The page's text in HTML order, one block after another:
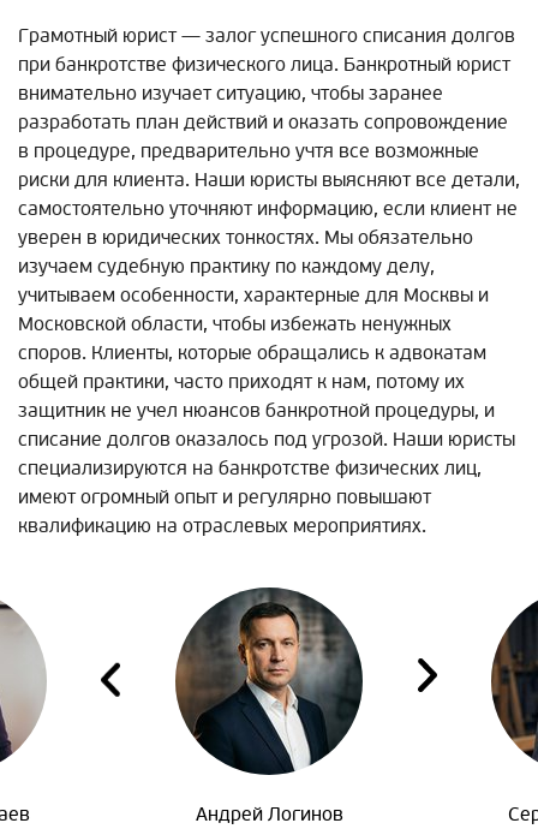
Грамотный юрист — залог успешного списания долгов
при банкротстве физического лица. Банкротный юрист
внимательно изучает ситуацию, чтобы заранее
разработать план действий и оказать сопровождение
в процедуре, предварительно учтя все возможные
риски для клиента. Наши юристы выясняют все детали,
самостоятельно уточняют информацию, если клиент не
уверен в юридических тонкостях. Мы обязательно
изучаем судебную практику по каждому делу,
учитываем особенности, характерные для Москвы и
Московской области, чтобы избежать ненужных
споров. Клиенты, которые обращались к адвокатам
общей практики, часто приходят к нам, потому их
защитник не учел нюансов банкротной процедуры, и
списание долгов оказалось под угрозой. Наши юристы
специализируются на банкротстве физических лиц,
имеют огромный опыт и регулярно повышают
квалификацию на отраслевых мероприятиях.
Андрей Логинов